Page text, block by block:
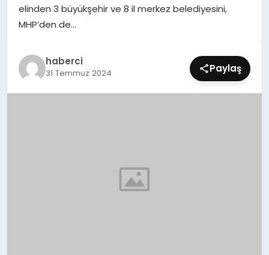
SPOR
YAŞAM
elinden 3 büyükşehir ve 8 il merkez belediyesini,
MHP’den de…
haberci
31 Temmuz 2024 Paylaş